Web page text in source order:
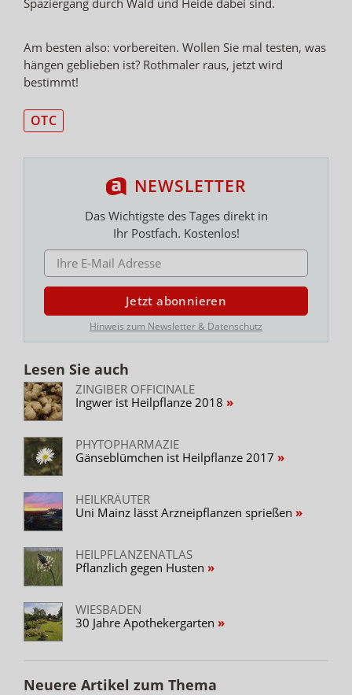
Am besten also: vorbereiten. Wollen Sie mal testen, was
hängen geblieben ist? Rothmaler raus, jetzt wird
bestimmt!
OTC
NEWSLETTER
Das Wichtigste des Tages direkt in
Ihr Postfach. Kostenlos!
E-MAIL ADRESSE
Jetzt abonnieren
Hinweis zum Newsletter & Datenschutz
Lesen Sie auch
ZINGIBER OFFICINALE
Ingwer ist Heilpflanze 2018
PHYTOPHARMAZIE
Gänseblümchen ist Heilpflanze 2017
HEILKRÄUTER
Uni Mainz lässt Arzneipflanzen sprießen
HEILPFLANZENATLAS
Pflanzlich gegen Husten
WIESBADEN
30 Jahre Apothekergarten
Neuere Artikel zum Thema